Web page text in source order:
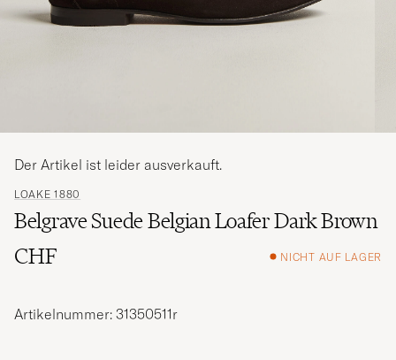
LOAKE 1880
Belgrave Suede Belgian Loafer Dark Brown
CHF
NICHT AUF LAGER
Der Artikel ist leider ausverkauft.
Artikelnummer: 31350511r